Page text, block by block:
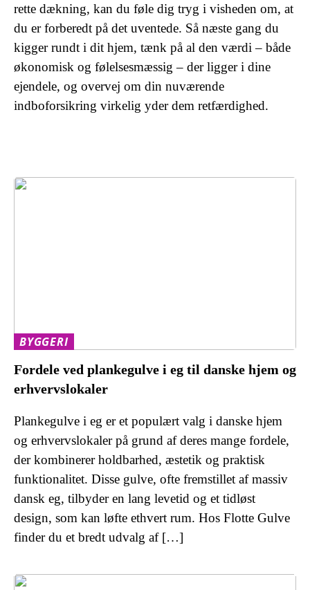
rette dækning, kan du føle dig tryg i visheden om, at
du er forberedt på det uventede. Så næste gang du
kigger rundt i dit hjem, tænk på al den værdi – både
økonomisk og følelsesmæssig – der ligger i dine
ejendele, og overvej om din nuværende
indboforsikring virkelig yder dem retfærdighed.
BYGGERI
Fordele ved plankegulve i eg til danske hjem og
erhvervslokaler
Plankegulve i eg er et populært valg i danske hjem
og erhvervslokaler på grund af deres mange fordele,
der kombinerer holdbarhed, æstetik og praktisk
funktionalitet. Disse gulve, ofte fremstillet af massiv
dansk eg, tilbyder en lang levetid og et tidløst
design, som kan løfte ethvert rum. Hos Flotte Gulve
finder du et bredt udvalg af […]